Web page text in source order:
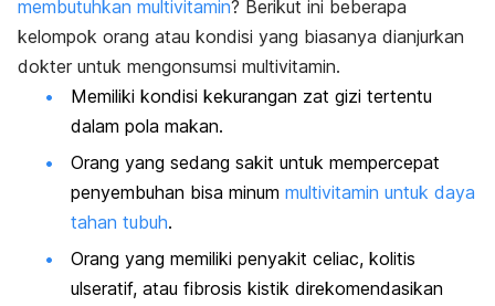
membutuhkan multivitamin? Berikut ini beberapa
kelompok orang atau kondisi yang biasanya dianjurkan
dokter untuk mengonsumsi multivitamin.
Memiliki kondisi kekurangan zat gizi tertentu
dalam pola makan.
Orang yang sedang sakit untuk mempercepat
penyembuhan bisa minum multivitamin untuk daya
tahan tubuh.
Orang yang memiliki penyakit celiac, kolitis
ulseratif, atau fibrosis kistik direkomendasikan